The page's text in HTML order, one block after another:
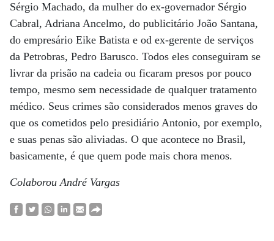
Sérgio Machado, da mulher do ex-governador Sérgio
Cabral, Adriana Ancelmo, do publicitário João Santana,
do empresário Eike Batista e od ex-gerente de serviços
da Petrobras, Pedro Barusco. Todos eles conseguiram se
livrar da prisão na cadeia ou ficaram presos por pouco
tempo, mesmo sem necessidade de qualquer tratamento
médico. Seus crimes são considerados menos graves do
que os cometidos pelo presidiário Antonio, por exemplo,
e suas penas são aliviadas. O que acontece no Brasil,
basicamente, é que quem pode mais chora menos.
Colaborou André Vargas